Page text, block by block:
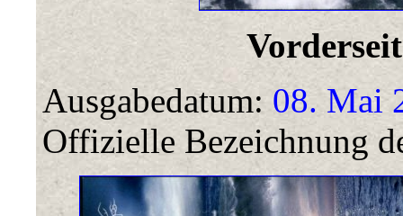
Ausgabedatum: 08. Mai
Offizielle Bezeichnung